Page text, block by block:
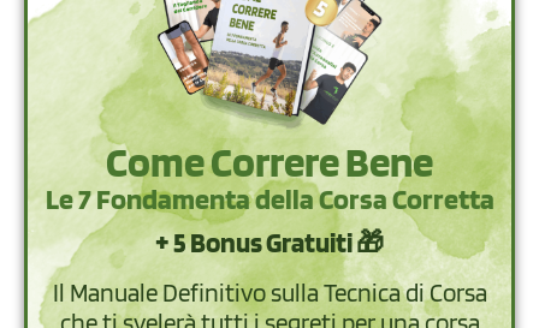
Come Correre Bene
Le 7 Fondamenta della Corsa Corretta
+ 5 Bonus Gratuiti 🎁
Il Manuale Definitivo sulla Tecnica di Corsa